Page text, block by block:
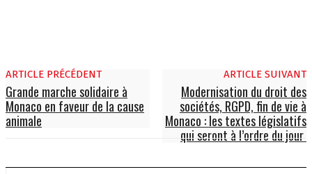
ARTICLE PRÉCÉDENT
Grande marche solidaire à
Monaco en faveur de la cause
animale
ARTICLE SUIVANT
Modernisation du droit des
sociétés, RGPD, fin de vie à
Monaco : les textes législatifs
qui seront à l’ordre du jour